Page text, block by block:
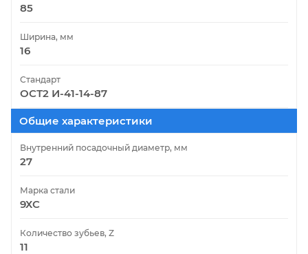
85
Ширина, мм
16
Стандарт
ОСТ2 И-41-14-87
Общие характеристики
Внутренний посадочный диаметр, мм
27
Марка стали
9ХС
Количество зубьев, Z
11